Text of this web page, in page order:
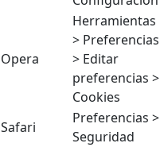
Opera
Herramientas
> Preferencias
> Editar
preferencias >
Cookies
Safari
Preferencias >
Seguridad